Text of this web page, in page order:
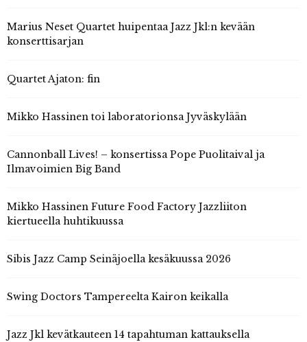
Marius Neset Quartet huipentaa Jazz Jkl:n kevään
konserttisarjan
Quartet Ajaton: fin
Mikko Hassinen toi laboratorionsa Jyväskylään
Cannonball Lives! – konsertissa Pope Puolitaival ja
Ilmavoimien Big Band
Mikko Hassinen Future Food Factory Jazzliiton
kiertueella huhtikuussa
Sibis Jazz Camp Seinäjoella kesäkuussa 2026
Swing Doctors Tampereelta Kairon keikalla
Jazz Jkl kevätkauteen 14 tapahtuman kattauksella